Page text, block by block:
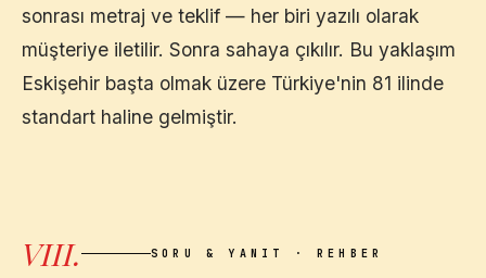
sonrası metraj ve teklif — her biri yazılı olarak
müşteriye iletilir. Sonra sahaya çıkılır. Bu yaklaşım
Eskişehir başta olmak üzere Türkiye'nin 81 ilinde
standart haline gelmiştir.
VIII. SORU & YANIT · REHBER